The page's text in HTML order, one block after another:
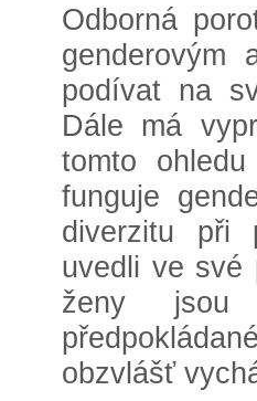
Odborná
genderovým
podívat na
Dále má
tomto
funguje
diverzitu při
uvedli ve své
ženy jsou
obzvlášť